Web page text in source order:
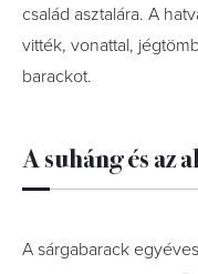
család asztalára. A
vitték, vonattal,
barackot.
A suháng és az
A sárgabarack